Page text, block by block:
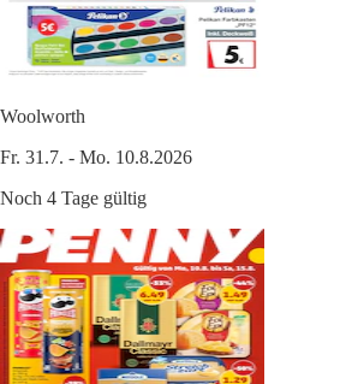
Woolworth
Fr. 31.7. - Mo. 10.8.2026
Noch 4 Tage gültig